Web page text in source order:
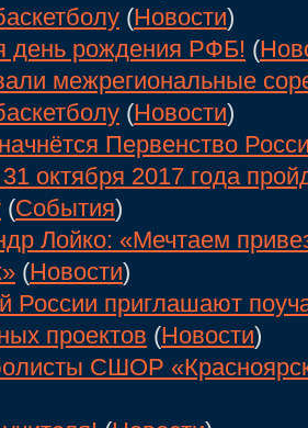
(Новости)
день рождения РФБ! (
межрегиональные
(Новости)
Первенство
октября 2017 года
(События)
Лойко: «Мечтаем
(Новости)
России приглашают
проектов (Новости)
СШОР